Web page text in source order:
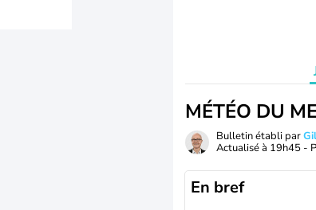
MÉTÉO DU
Bulletin établi par
Actualisé à 19h45 -
En bref